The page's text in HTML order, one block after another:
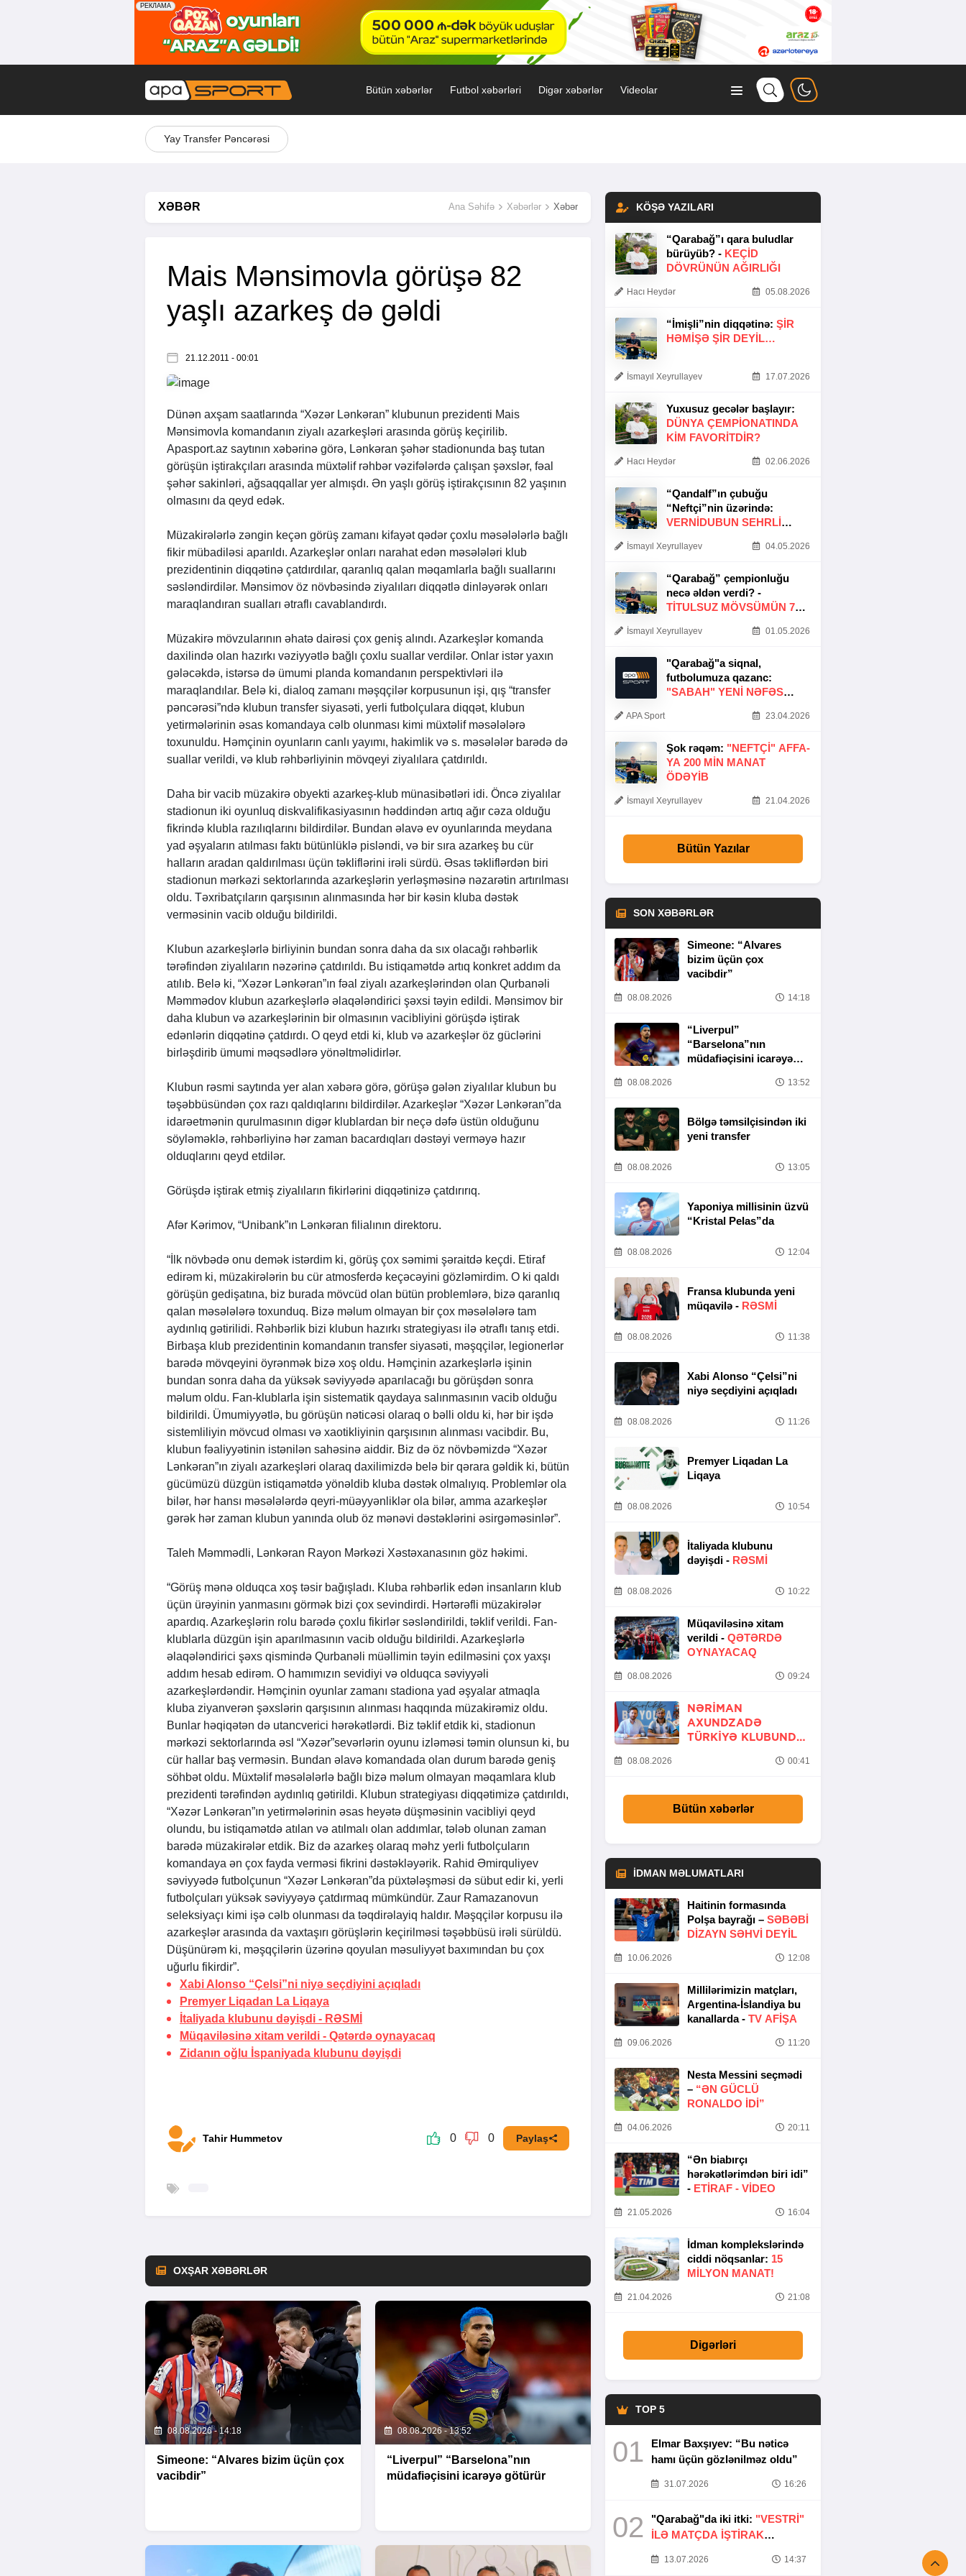
Bütün xəbərlər Futbol xəbərləri Digər xəbərlər Videolar
Yay Transfer Pəncərəsi
XƏBƏR Ana Səhifə Xəbərlər Xəbər
Mais Mənsimovla görüşə 82
yaşlı azarkeş də gəldi
21.12.2011 - 00:01
Dünən axşam saatlarında “Xəzər Lənkəran” klubunun prezidenti Mais
Mənsimovla komandanın ziyalı azarkeşləri arasında görüş keçirilib.
Apasport.az saytının xəbərinə görə, Lənkəran şəhər stadionunda baş tutan
görüşün iştirakçıları arasında müxtəlif rəhbər vəzifələrdə çalışan şəxslər, fəal
şəhər sakinləri, ağsaqqallar yer almışdı. Ən yaşlı görüş iştirakçısının 82 yaşının
olmasını da qeyd edək.
Müzakirələrlə zəngin keçən görüş zamanı kifayət qədər çoxlu məsələlərlə bağlı
fikir mübadiləsi aparıldı. Azarkeşlər onları narahat edən məsələləri klub
prezidentinin diqqətinə çatdırdılar, qaranlıq qalan məqamlarla bağlı suallarını
səsləndirdilər. Mənsimov öz növbəsində ziyalıları diqqətlə dinləyərək onları
maraqlandıran sualları ətraflı cavablandırdı.
Müzakirə mövzularının əhatə dairəsi çox geniş alındı. Azarkeşlər komanda
daxilində olan hazırkı vəziyyətlə bağlı çoxlu suallar verdilər. Onlar istər yaxın
gələcəkdə, istərsə də ümumi planda komandanın perspektivləri ilə
maraqlandılar. Belə ki, dialoq zamanı məşqçilər korpusunun işi, qış “transfer
pəncərəsi”ndə klubun transfer siyasəti, yerli futbolçulara diqqət, klubun
yetirmələrinin əsas komandaya cəlb olunması kimi müxtəlif məsələlərə
toxunuldu. Həmçinin oyunların canlı yayımı, hakimlik və s. məsələlər barədə də
suallar verildi, və klub rəhbərliyinin mövqeyi ziyalılara çatdırıldı.
Daha bir vacib müzakirə obyekti azarkeş-klub münasibətləri idi. Öncə ziyalılar
stadionun iki oyunluq diskvalifikasiyasının həddindən artıq ağır cəza olduğu
fikrində klubla razılıqlarını bildirdilər. Bundan əlavə ev oyunlarında meydana
yad əşyaların atılması faktı bütünlüklə pisləndi, və bir sıra azarkeş bu cür
halların aradan qaldırılması üçün təkliflərini irəli sürdü. Əsas təkliflərdən biri
stadionun mərkəzi sektorlarında azarkeşlərin yerləşməsinə nəzarətin artırılması
oldu. Təxribatçıların qarşısının alınmasında hər bir kəsin kluba dəstək
verməsinin vacib olduğu bildirildi.
Klubun azarkeşlərlə birliyinin bundan sonra daha da sıx olacağı rəhbərlik
tərəfindən ziyalıların nəzərinə çatdırıldı. Bu istiqamətdə artıq konkret addım da
atılıb. Belə ki, “Xəzər Lənkəran”ın fəal ziyalı azarkeşlərindən olan Qurbanəli
Məmmədov klubun azarkeşlərlə əlaqələndirici şəxsi təyin edildi. Mənsimov bir
daha klubun və azarkeşlərinin bir olmasının vacibliyini görüşdə iştirak
edənlərin diqqətinə çatdırdı. O qeyd etdi ki, klub və azarkeşlər öz güclərini
birləşdirib ümumi məqsədlərə yönəltməlidirlər.
Klubun rəsmi saytında yer alan xəbərə görə, görüşə gələn ziyalılar klubun bu
təşəbbüsündən çox razı qaldıqlarını bildirdilər. Azarkeşlər “Xəzər Lənkəran”da
idarəetmənin qurulmasının digər klublardan bir neçə dəfə üstün olduğunu
söyləməklə, rəhbərliyinə hər zaman bacardıqları dəstəyi verməyə hazır
olduqlarını qeyd etdilər.
Görüşdə iştirak etmiş ziyalıların fikirlərini diqqətinizə çatdırırıq.
Afər Kərimov, “Unibank”ın Lənkəran filialının direktoru.
“İlk növbədə onu demək istərdim ki, görüş çox səmimi şəraitdə keçdi. Etiraf
edirəm ki, müzakirələrin bu cür atmosferdə keçəcəyini gözləmirdim. O ki qaldı
görüşün gedişatına, biz burada mövcüd olan bütün problemlərə, bizə qaranlıq
qalan məsələlərə toxunduq. Bizə məlum olmayan bir çox məsələlərə tam
aydınlıq gətirilidi. Rəhbərlik bizi klubun hazırkı strategiyası ilə ətraflı tanış etdi.
Birbaşa klub prezidentinin komandanın transfer siyasəti, məşqçilər, legionerlər
barədə mövqeyini öyrənmək bizə xoş oldu. Həmçinin azarkeşlərlə işinin
bundan sonra daha da yüksək səviyyədə aparılacağı bu görüşdən sonra
məlum oldu. Fan-klublarla işin sistematik qaydaya salınmasının vacib olduğu
bildirildi. Ümumiyyətlə, bu görüşün nəticəsi olaraq o bəlli oldu ki, hər bir işdə
sistemliliyin mövcud olması və xaotikliyinin qarşısının alınması vacibdir. Bu,
klubun fəaliyyətinin istənilən sahəsinə aiddir. Biz də öz növbəmizdə “Xəzər
Lənkəran”ın ziyalı azarkeşləri olaraq daxilimizdə belə bir qərara gəldik ki, bütün
gücümüzü düzgün istiqamətdə yönəldib kluba dəstək olmalıyıq. Problemlər ola
bilər, hər hansı məsələlərdə qeyri-müəyyənliklər ola bilər, amma azarkeşlər
gərək hər zaman klubun yanında olub öz mənəvi dəstəklərini əsirgəməsinlər”.
Taleh Məmmədli, Lənkəran Rayon Mərkəzi Xəstəxanasının göz həkimi.
“Görüş mənə olduqca xoş təsir bağışladı. Kluba rəhbərlik edən insanların klub
üçün ürəyinin yanmasını görmək bizi çox sevindirdi. Hərtərəfli müzakirələr
apardıq. Azarkeşlərin rolu barədə çoxlu fikirlər səsləndirildi, təklif verildi. Fan-
klublarla düzgün işin aparılmasının vacib olduğu bildirildi. Azarkeşlərlə
əlaqələndirici şəxs qismində Qurbanəli müəllimin təyin edilməsini çox yaxşı
addım hesab edirəm. O hamımızın sevidiyi və olduqca səviyyəli
azarkeşlərdəndir. Həmçinin oyunlar zamanı stadiona yad əşyalar atmaqla
kluba ziyanverən şəxslərin qarşısının alınması haqqında müzakirəmiz oldu.
Bunlar həqiqətən də utancverici hərəkətlərdi. Biz təklif etdik ki, stadionun
mərkəzi sektorlarında əsl “Xəzər”sevərlərin oyunu izləməsi təmin olunsun ki, bu
cür hallar baş verməsin. Bundan əlavə komandada olan durum barədə geniş
söhbət oldu. Müxtəlif məsələlərlə bağlı bizə məlum olmayan məqamlara klub
prezidenti tərəfindən aydınlıq gətirildi. Klubun strategiyası diqqətimizə çatdırıldı,
“Xəzər Lənkəran”ın yetirmələrinin əsas heyətə düşməsinin vacibliyi qeyd
olundu, bu istiqamətdə atılan və atılmalı olan addımlar, tələb olunan zaman
barədə müzakirələr etdik. Biz də azarkeş olaraq məhz yerli futbolçuların
komandaya ən çox fayda verməsi fikrini dəstəkləyərik. Rahid Əmirquliyev
səviyyədə futbolçunun “Xəzər Lənkəran”da püxtələşməsi də sübut edir ki, yerli
futbolçuları yüksək səviyyəyə çatdırmaq mümkündür. Zaur Ramazanovun
seleksiyaçı kimi işə cəlb olunması da təqdirəlayiq haldır. Məşqçilər korpusu ilə
azarkeşlər arasında da vaxtaşırı görüşlərin keçirilməsi təşəbbüsü irəli sürüldü.
Düşünürəm ki, məşqçilərin üzərinə qoyulan məsuliyyət baxımından bu çox
uğurlu fikirdir”.
Xabi Alonso “Çelsi”ni niyə seçdiyini açıqladı
Premyer Liqadan La Liqaya
İtaliyada klubunu dəyişdi - RƏSMİ
Müqaviləsinə xitam verildi - Qətərdə oynayacaq
Zidanın oğlu İspaniyada klubunu dəyişdi
Tahir Hummetov 0 0 Paylaş
OXŞAR XƏBƏRLƏR
08.08.2026 - 14:18
Simeone: “Alvares bizim üçün çox
vacibdir”
08.08.2026 - 13:52
“Liverpul” “Barselona”nın
müdafiəçisini icarəyə götürür
KÖŞƏ YAZILARI
“Qarabağ”ı qara buludlar
bürüyüb? - KEÇID
DÖVRÜNÜN AĞIRLIĞI
Hacı Heydər 05.08.2026
“İmişli”nin diqqətinə: ŞIR
HƏMIŞƏ ŞIR DEYIL…
İsmayıl Xeyrullayev 17.07.2026
Yuxusuz gecələr başlayır:
DÜNYA ÇEMPIONATINDA
KIM FAVORITDIR?
Hacı Heydər 02.06.2026
“Qandalf”ın çubuğu
“Neftçi”nin üzərində:
VERNİDUBUN SEHRLİ
İsmayıl Xeyrullayev 04.05.2026
“Qarabağ” çempionluğu
necə əldən verdi? -
TITULSUZ MÖVSÜMÜN 7
İsmayıl Xeyrullayev 01.05.2026
"Qarabağ"a siqnal,
futbolumuza qazanc:
"SABAH" YENI NƏFƏS
APA Sport 23.04.2026
Şok rəqəm: "NEFTÇI" AFFA-
YA 200 MIN MANAT
ÖDƏYIB
İsmayıl Xeyrullayev 21.04.2026
Bütün Yazılar
SON XƏBƏRLƏR
Simeone: “Alvares
bizim üçün çox
vacibdir”
08.08.2026 14:18
“Liverpul”
“Barselona”nın
müdafiəçisini icarəyə
08.08.2026 13:52
Bölgə təmsilçisindən iki
yeni transfer
08.08.2026 13:05
Yaponiya millisinin üzvü
“Kristal Pelas”da
08.08.2026 12:04
Fransa klubunda yeni
müqavilə - RƏSMİ
08.08.2026 11:38
Xabi Alonso “Çelsi”ni
niyə seçdiyini açıqladı
08.08.2026 11:26
Premyer Liqadan La
Liqaya
08.08.2026 10:54
İtaliyada klubunu
dəyişdi - RƏSMİ
08.08.2026 10:22
Müqaviləsinə xitam
verildi - QƏTƏRDƏ
OYNAYACAQ
08.08.2026 09:24
NƏRIMAN
AXUNDZADƏ
TÜRKIYƏ KLUBUNDA
08.08.2026 00:41
Bütün xəbərlər
İDMAN MƏLUMATLARI
Haitinin formasında
Polşa bayrağı – SƏBƏBI
DIZAYN SƏHVI DEYIL
10.06.2026 12:08
Millilərimizin matçları,
Argentina-İslandiya bu
kanallarda - TV AFİŞA
09.06.2026 11:20
Nesta Messini seçmədi
– “ƏN GÜCLÜ
RONALDO IDI”
04.06.2026 20:11
“Ən biabırçı
hərəkətlərimdən biri idi”
- ETIRAF - VİDEO
21.05.2026 16:04
İdman komplekslərində
ciddi nöqsanlar: 15
MILYON MANAT!
21.04.2026 21:08
Digərləri
TOP 5
01
Elmar Baxşıyev: “Bu nəticə
hamı üçün gözlənilməz oldu”
31.07.2026 16:26
02 "Qarabağ"da iki itki: "VESTRİ"
İLƏ MATÇDA İŞTİRAK
13.07.2026 14:37